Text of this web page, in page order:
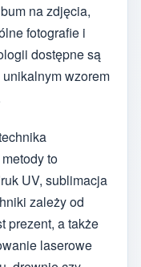
na zdjęcia,
fotografie i
dostępne są
wzorem
to
UV, sublimacja
zależy od
prezent, a także
laserowe